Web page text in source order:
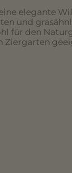
elegante
und
für den
Ziergarten